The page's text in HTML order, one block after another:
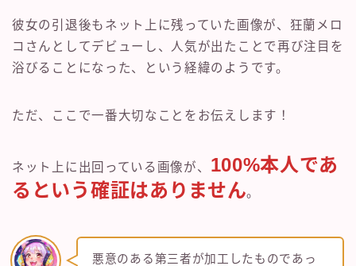
彼女の引退後もネット上に残っていた画像が、狂蘭メロ
コさんとしてデビューし、人気が出たことで再び注目を
浴びることになった、という経緯のようです。
ただ、ここで一番大切なことをお伝えします！
ネット上に出回っている画像が、 100%本人であ
るという確証はありません。
悪意のある第三者が加工したものであっ